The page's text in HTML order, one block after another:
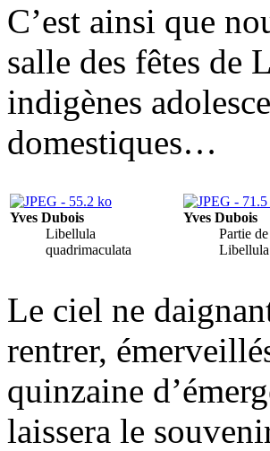
C’est ainsi que
salle des fêtes de
indigènes
domestiques…
Yves Dubois
Libellula
quadrimaculata
Yves Dubois
Partie
Le ciel ne
rentrer,
quinzaine
laissera le